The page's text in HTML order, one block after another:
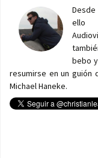
ello
bebo
resumirse en un guión
Michael Haneke.